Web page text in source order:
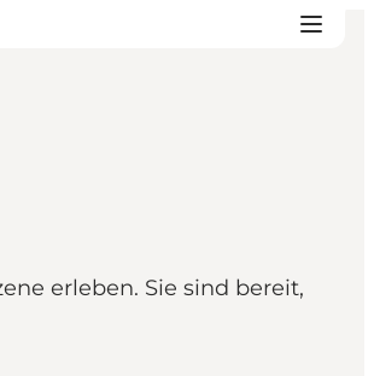
erleben. Sie sind bereit,